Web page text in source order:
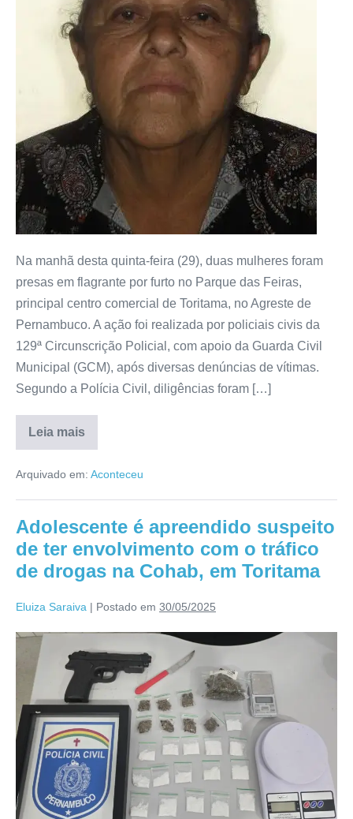
Na manhã desta quinta-feira (29), duas mulheres foram
presas em flagrante por furto no Parque das Feiras,
principal centro comercial de Toritama, no Agreste de
Pernambuco. A ação foi realizada por policiais civis da
129ª Circunscrição Policial, com apoio da Guarda Civil
Municipal (GCM), após diversas denúncias de vítimas.
Segundo a Polícia Civil, diligências foram […]
Leia mais
Arquivado em: Aconteceu
Adolescente é apreendido suspeito
de ter envolvimento com o tráfico
de drogas na Cohab, em Toritama
Eluiza Saraiva | Postado em 30/05/2025